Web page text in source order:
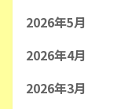
2026年5月
2026年4月
2026年3月